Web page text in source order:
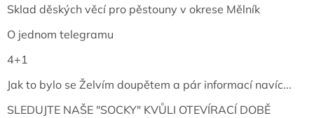
Sklad děských věcí pro pěstouny v okrese Mělník
O jednom telegramu
4+1
Jak to bylo se Želvím doupětem a pár informací navíc...
SLEDUJTE NAŠE "SOCKY" KVŮLI OTEVÍRACÍ DOBĚ